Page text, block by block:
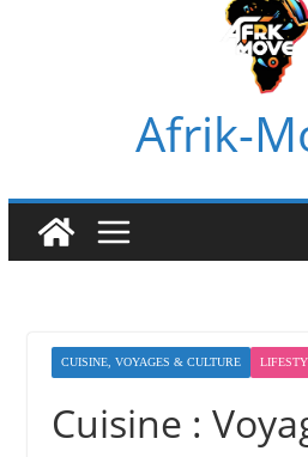
Afrik-
CUISINE, VOYAGES & CULTURE
Cuisine :